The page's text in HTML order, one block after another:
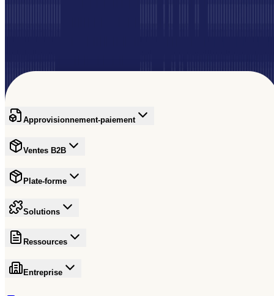
Approvisionnement-paiement
Ventes B2B
Plate-forme
Solutions
Ressources
Entreprise